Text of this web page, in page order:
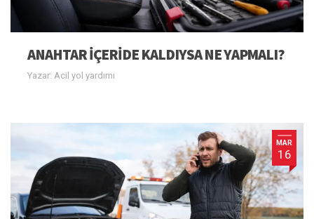
ANAHTAR IÇERIDE KALDIYSA NE YAPMALI?
Yazar: Acil yol yardımı
MAR
16